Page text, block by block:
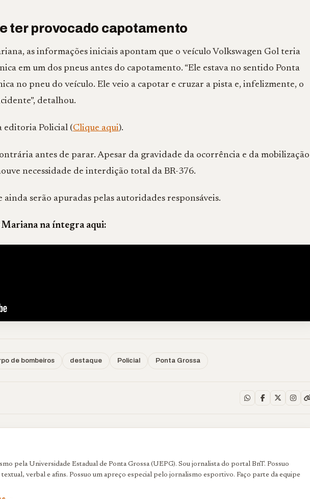
ter provocado capotamento
as informações iniciais apontam que o veículo Volkswagen Gol teria
em um dos pneus antes do capotamento. “Ele estava no sentido Ponta
no pneu do veículo. Ele veio a capotar e cruzar a pista e, infelizmente, o
detalhou.
editoria Policial (Clique aqui).
antes de parar. Apesar da gravidade da ocorrência e da mobilização
necessidade de interdição total da BR-376.
serão apuradas pelas autoridades responsáveis.
na íntegra aqui:
de bombeiros destaque Policial Ponta Grossa
pela Universidade Estadual de Ponta Grossa (UEPG). Sou jornalista do portal BnT. Possuo
verbal e afins. Possuo um apreço especial pelo jornalismo esportivo. Faço parte da equipe